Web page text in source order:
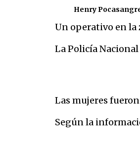
Henry
Un operativo en la
La Policía
Las mujeres
Según la